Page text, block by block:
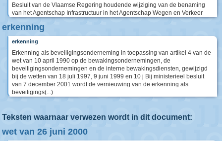
Besluit van de Vlaamse Regering houdende wijziging van de benaming
van het Agentschap Infrastructuur in het Agentschap Wegen en Verkeer
erkenning
erkenning
Erkenning als beveiligingsonderneming in toepassing van artikel 4 van de
wet van 10 april 1990 op de bewakingsondernemingen, de
beveiligingsondernemingen en de interne bewakingsdiensten, gewijzigd
bij de wetten van 18 juli 1997, 9 juni 1999 en 10 j Bij ministerieel besluit
van 7 december 2001 wordt de vernieuwing van de erkenning als
beveiligings(...)
Teksten waarnaar verwezen wordt in dit document:
wet van 26 juni 2000